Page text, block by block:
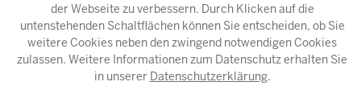
Anreise
Download-Center
Instagram
der Webseite zu verbessern. Durch Klicken auf die
untenstehenden Schaltflächen können Sie entscheiden, ob Sie
weitere Cookies neben den zwingend notwendigen Cookies
zulassen. Weitere Informationen zum Datenschutz erhalten Sie
in unserer Datenschutzerklärung.